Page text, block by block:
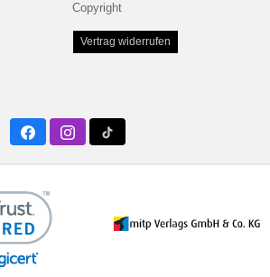
Copyright
Vertrag widerrufen
FacebookInstagramTwitter